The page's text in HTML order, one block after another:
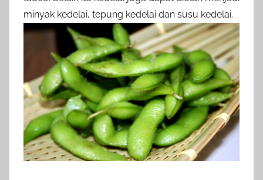
minyak kedelai, tepung kedelai dan susu kedelai.